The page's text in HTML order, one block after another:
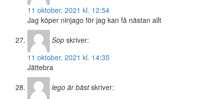
11 oktober, 2021 kl. 12:54
Jag köper ninjago för jag kan få nästan allt
Sop skriver:
11 oktober, 2021 kl. 14:35
Jättebra
lego är bäst skriver: